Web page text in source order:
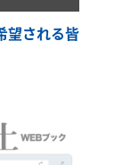
望される皆